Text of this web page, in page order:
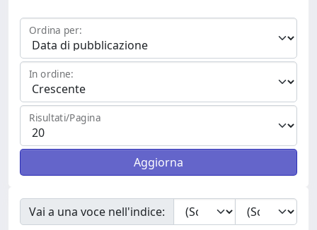
Ordina per:
In ordine:
Risultati/Pagina
Vai a una voce nell'indice: